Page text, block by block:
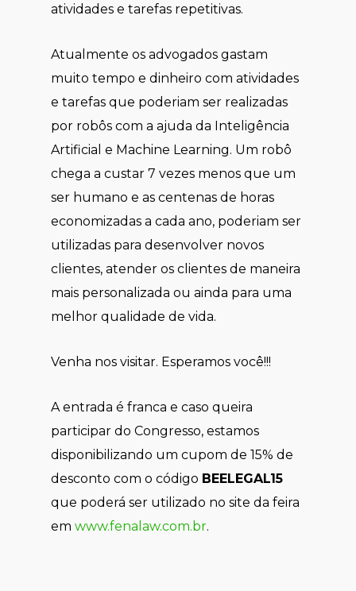
atividades e tarefas repetitivas.
Atualmente os advogados gastam
muito tempo e dinheiro com atividades
e tarefas que poderiam ser realizadas
por robôs com a ajuda da Inteligência
Artificial e Machine Learning. Um robô
chega a custar 7 vezes menos que um
ser humano e as centenas de horas
economizadas a cada ano, poderiam ser
utilizadas para desenvolver novos
clientes, atender os clientes de maneira
mais personalizada ou ainda para uma
melhor qualidade de vida.
Venha nos visitar. Esperamos você!!!
A entrada é franca e caso queira
participar do Congresso, estamos
disponibilizando um cupom de 15% de
desconto com o código BEELEGAL15
que poderá ser utilizado no site da feira
em www.fenalaw.com.br.